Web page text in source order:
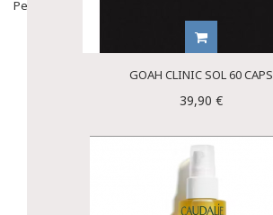
Pedido express
GOAH CLINIC SOL 60 CAPS
39,90 €